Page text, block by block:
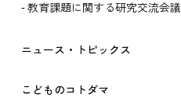
教育課題に関する研究交流会議
ニュース・トピックス
こどものコトダマ